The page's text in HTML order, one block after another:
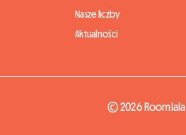
Nasze liczby
Aktualności
© 2026 Roomlala